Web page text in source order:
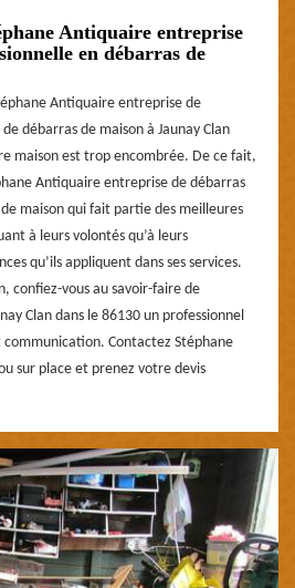
Antiquaire entreprise
en débarras de
Antiquaire entreprise de
débarras de maison à Jaunay Clan
maison est trop encombrée. De ce fait,
Antiquaire entreprise de débarras
maison qui fait partie des meilleures
à leurs volontés qu’à leurs
qu’ils appliquent dans ses services.
confiez-vous au savoir-faire de
Clan dans le 86130 un professionnel
communication. Contactez Stéphane
sur place et prenez votre devis